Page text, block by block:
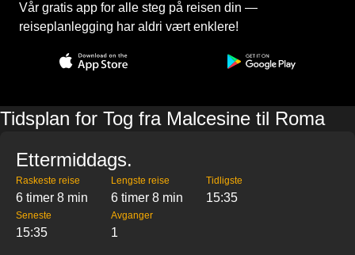
Vår gratis app for alle steg på reisen din —
reiseplanlegging har aldri vært enklere!
Tidsplan for Tog fra Malcesine til Roma
Ettermiddags.
Raskeste reise
6 timer 8 min
Lengste reise
6 timer 8 min
Tidligste
15:35
Seneste
15:35
Avganger
1